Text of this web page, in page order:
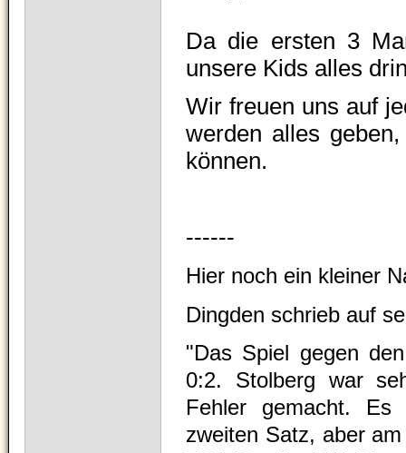
Da die ersten 3
unsere Kids alles
Wir freuen uns auf
werden alles
können.
------
Hier noch ein kleiner
Dingden schrieb auf
"Das Spiel gegen
0:2. Stolberg war
Fehler gemacht. Es
zweiten Satz, aber